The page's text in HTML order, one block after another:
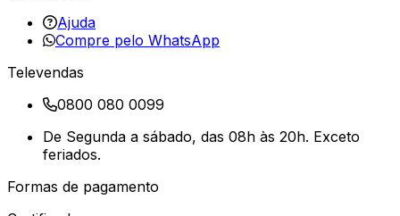
Ajuda
Compre pelo WhatsApp
Televendas
0800 080 0099
De Segunda a sábado, das 08h às 20h. Exceto
feriados.
Formas de pagamento